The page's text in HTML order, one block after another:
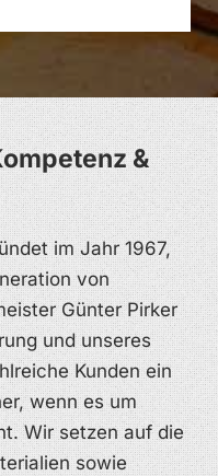
&
im Jahr 1967,
von
Günter Pirker
und unseres
Kunden ein
wenn es um
Wir setzen auf die
sowie